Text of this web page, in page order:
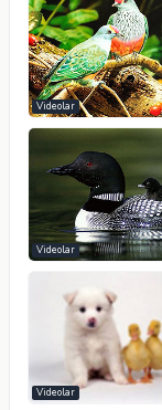
Videolar
Videolar
Videolar